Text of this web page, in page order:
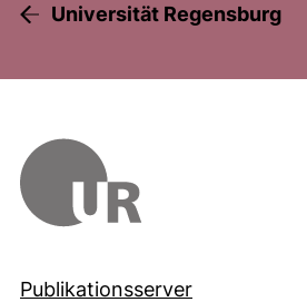
Universität Regensburg
Publikationsserver